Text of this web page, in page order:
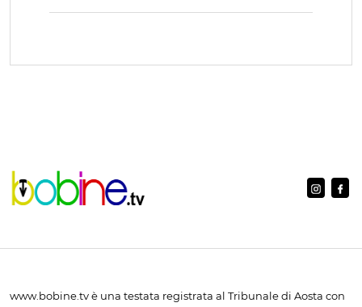
www.bobine.tv è una testata registrata al Tribunale di Aosta con